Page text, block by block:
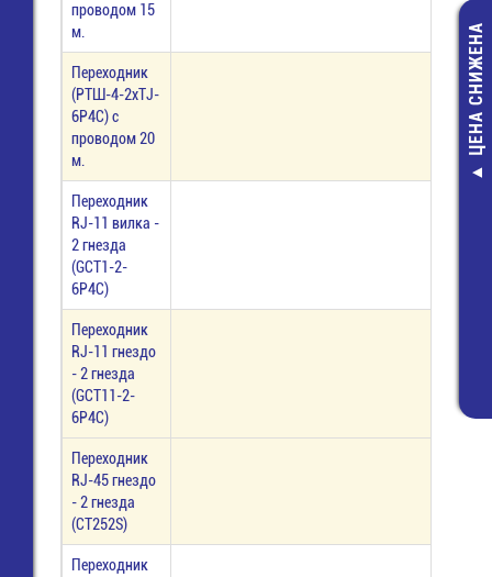
Р1-12-0,25-
ЦЕНА СНИЖЕНА
проводом 15
м.
Переходник
(РТШ-4-2xTJ-
6P4C) c
проводом 20
м.
Переходник
RJ-11 вилка -
2 гнезда
(GCT1-2-
6P4C)
Переходник
RJ-11 гнездо
- 2 гнезда
(GCT11-2-
6P4C)
Переходник
RJ-45 гнездо
- 2 гнезда
(CT252S)
Переходник